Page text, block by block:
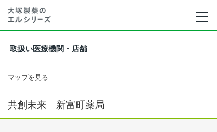
取扱い医療機関・店舗
マップを見る
共創未来 新富町薬局